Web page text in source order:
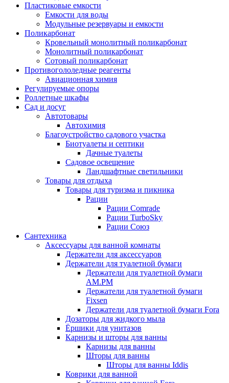
Пластиковые емкости
Емкости для воды
Модульные резервуары и емкости
Поликарбонат
Кровельный монолитный поликарбонат
Монолитный поликарбонат
Сотовый поликарбонат
Противогололедные реагенты
Авиационная химия
Регулируемые опоры
Роллетные шкафы
Сад и досуг
Автотовары
Автохимия
Благоустройство садового участка
Биотуалеты и септики
Дачные туалеты
Садовое освещение
Ландшафтные светильники
Товары для отдыха
Товары для туризма и пикника
Рации
Рации Comrade
Рации TurboSky
Рации Союз
Сантехника
Аксессуары для ванной комнаты
Держатели для аксессуаров
Держатели для туалетной бумаги
Держатели для туалетной бумаги
AM.PM
Держатели для туалетной бумаги
Fixsen
Держатели для туалетной бумаги Fora
Дозаторы для жидкого мыла
Ёршики для унитазов
Карнизы и шторы для ванны
Карнизы для ванны
Шторы для ванны
Шторы для ванны Iddis
Коврики для ванной